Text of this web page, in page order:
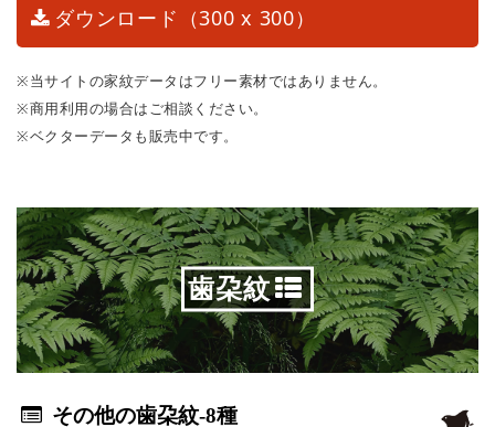
ダウンロード（300 x 300）
※当サイトの家紋データはフリー素材ではありません。
※商用利用の場合はご相談ください。
※ベクターデータも販売中です。
歯朶紋
その他の歯朶紋-8種